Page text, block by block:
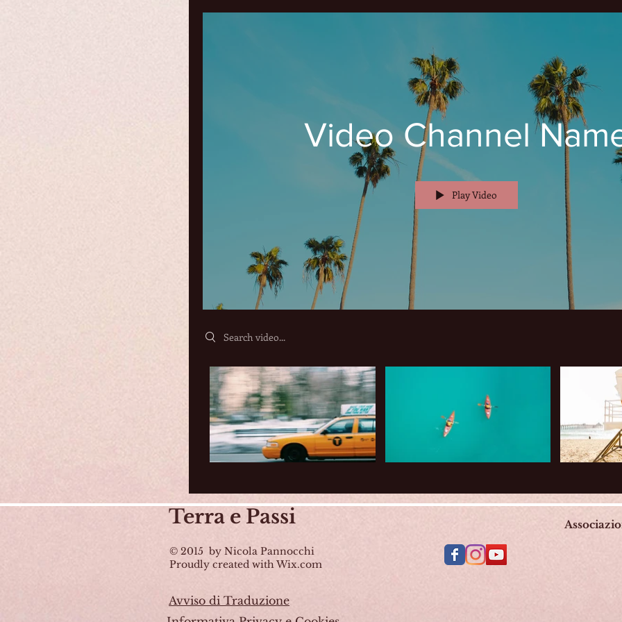
Video Channel
Play Video
Search videos
Terra e Passi
© 2015 by Nicola Pannocchi
Proudly created with Wix.com
Avviso di Traduzione